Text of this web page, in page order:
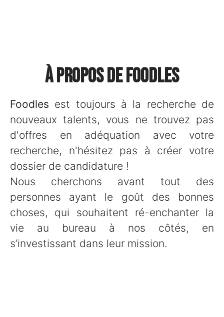
À propos de Foodles
Foodles est toujours à la recherche de
nouveaux talents, vous ne trouvez pas
d'offres en adéquation avec votre
recherche, n'hésitez pas à créer votre
dossier de candidature !
Nous cherchons avant tout des
personnes ayant le goût des bonnes
choses, qui souhaitent ré-enchanter la
vie au bureau à nos côtés, en
s’investissant dans leur mission.